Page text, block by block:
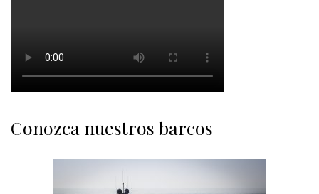
Conozca nuestros barcos